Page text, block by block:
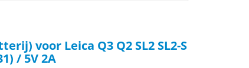
voor Leica Q3 Q2 SL2 SL2-S
/ 5V 2A